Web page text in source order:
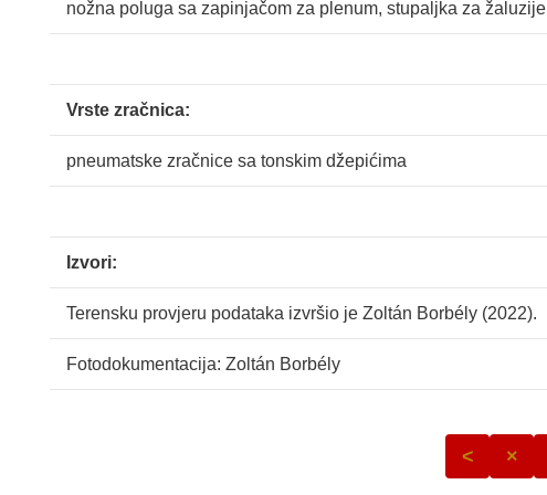
nožna poluga sa zapinjačom za plenum, stupaljka za žaluzije
Vrste zračnica:
pneumatske zračnice sa tonskim džepićima
Izvori:
Terensku provjeru podataka izvršio je Zoltán Borbély (2022).
Fotodokumentacija: Zoltán Borbély
< ×